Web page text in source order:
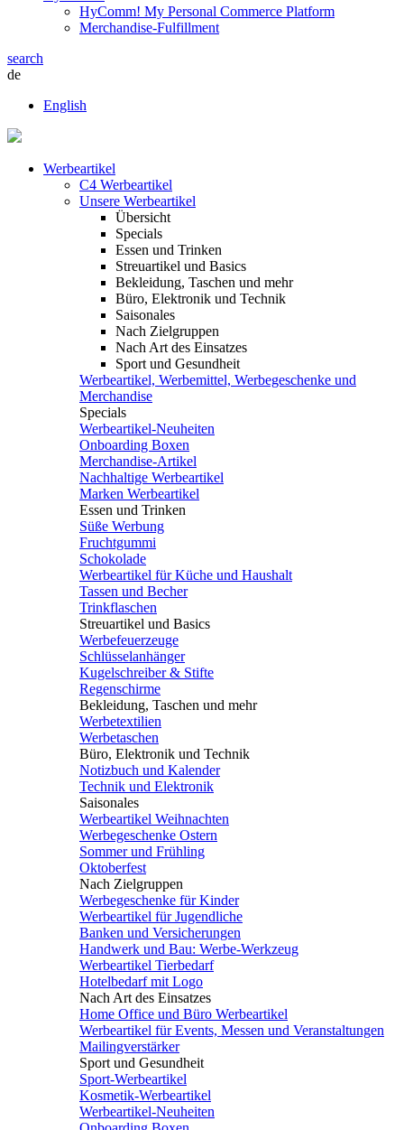
HyComm! My Personal Commerce Platform
Merchandise-Fulfillment
search
de
English
Werbeartikel
C4 Werbeartikel
Unsere Werbeartikel
Übersicht
Specials
Essen und Trinken
Streuartikel und Basics
Bekleidung, Taschen und mehr
Büro, Elektronik und Technik
Saisonales
Nach Zielgruppen
Nach Art des Einsatzes
Sport und Gesundheit
Werbeartikel, Werbemittel, Werbegeschenke und
Merchandise
Specials
Werbeartikel-Neuheiten
Onboarding Boxen
Merchandise-Artikel
Nachhaltige Werbeartikel
Marken Werbeartikel
Essen und Trinken
Süße Werbung
Fruchtgummi
Schokolade
Werbeartikel für Küche und Haushalt
Tassen und Becher
Trinkflaschen
Streuartikel und Basics
Werbefeuerzeuge
Schlüsselanhänger
Kugelschreiber & Stifte
Regenschirme
Bekleidung, Taschen und mehr
Werbetextilien
Werbetaschen
Büro, Elektronik und Technik
Notizbuch und Kalender
Technik und Elektronik
Saisonales
Werbeartikel Weihnachten
Werbegeschenke Ostern
Sommer und Frühling
Oktoberfest
Nach Zielgruppen
Werbegeschenke für Kinder
Werbeartikel für Jugendliche
Banken und Versicherungen
Handwerk und Bau: Werbe-Werkzeug
Werbeartikel Tierbedarf
Hotelbedarf mit Logo
Nach Art des Einsatzes
Home Office und Büro Werbeartikel
Werbeartikel für Events, Messen und Veranstaltungen
Mailingverstärker
Sport und Gesundheit
Sport-Werbeartikel
Kosmetik-Werbeartikel
Werbeartikel-Neuheiten